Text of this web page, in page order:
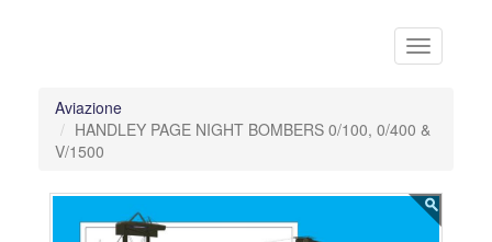
Aviazione
HANDLEY PAGE NIGHT BOMBERS 0/100, 0/400 &
V/1500